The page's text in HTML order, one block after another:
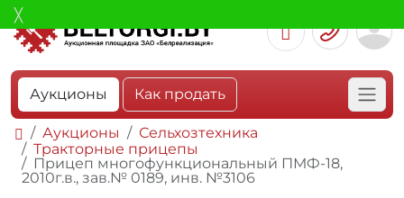
Аукционы Как продать
Аукционы
Сельхозтехника
Тракторные прицепы
Прицеп многофункциональный ПМФ-18,
2010г.в., зав.№ 0189, инв. №3106